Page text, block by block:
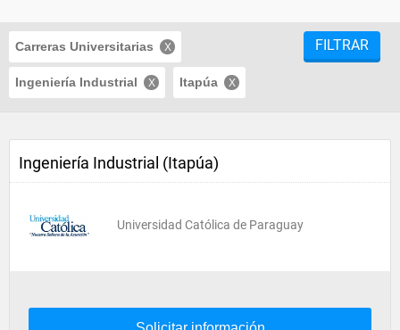
Carreras Universitarias
Ingeniería Industrial Itapúa
FILTRAR
Ingeniería Industrial (Itapúa)
Universidad Católica de Paraguay